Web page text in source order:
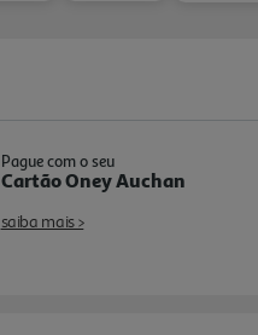
Pague com o seu
Cartão Oney Auchan
saiba mais >